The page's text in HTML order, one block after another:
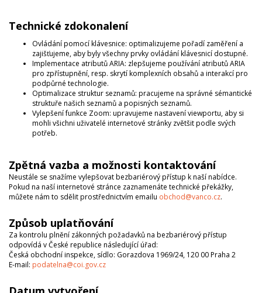
Technické zdokonalení
Ovládání pomocí klávesnice: optimalizujeme pořadí zaměření a
zajišťujeme, aby byly všechny prvky ovládání klávesnicí dostupné.
Implementace atributů ARIA: zlepšujeme používání atributů ARIA
pro zpřístupnění, resp. skrytí komplexních obsahů a interakcí pro
podpůrné technologie.
Optimalizace struktur seznamů: pracujeme na správné sémantické
struktuře našich seznamů a popisných seznamů.
Vylepšení funkce Zoom: upravujeme nastavení viewportu, aby si
mohli všichni uživatelé internetové stránky zvětšit podle svých
potřeb.
Zpětná vazba a možnosti kontaktování
Neustále se snažíme vylepšovat bezbariérový přístup k naší nabídce.
Pokud na naší internetové stránce zaznamenáte technické překážky,
můžete nám to sdělit prostřednictvím emailu obchod@vanco.cz.
Způsob uplatňování
Za kontrolu plnění zákonných požadavků na bezbariérový přístup
odpovídá v České republice následující úřad:
Česká obchodní inspekce, sídlo: Gorazdova 1969/24, 120 00 Praha 2
E-mail: podatelna@coi.gov.cz